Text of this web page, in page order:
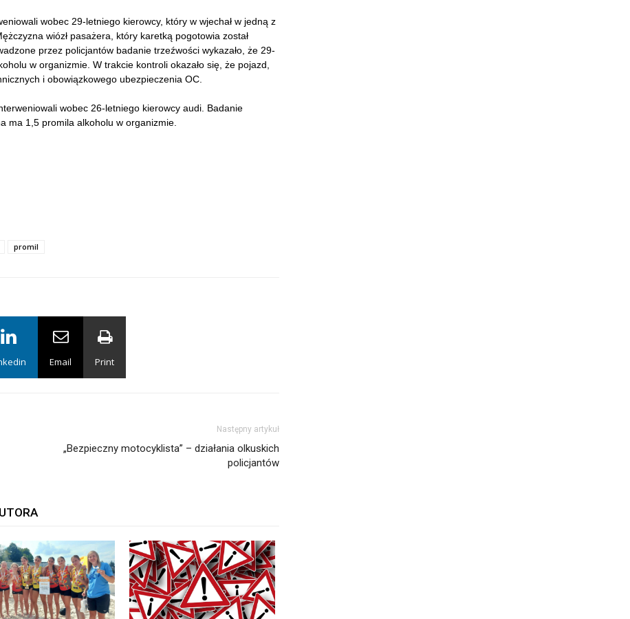
wobec 29-letniego kierowcy, który w wjechał w jedną z
wiózł pasażera, który karetką pogotowia został
przez policjantów badanie trzeźwości wykazało, że 29-
w organizmie. W trakcie kontroli okazało się, że pojazd,
i obowiązkowego ubezpieczenia OC.
wobec 26-letniego kierowcy audi. Badanie
ma 1,5 promila alkoholu w organizmie.
promil
Email Print
Następny artykuł
„Bezpieczny motocyklista” – działania olkuskich
policjantów